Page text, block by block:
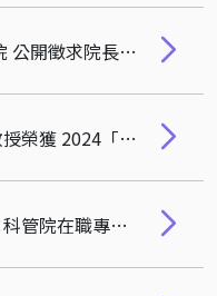
國立清華大學 科技管理學院 公開徵求院長候選人啟事
恭賀本院榮譽講座史欽泰教授榮獲 2024「君子科學家獎」
法國人文藝術與金融嫁接：科管院在職專班境外學習課程豐碩成果